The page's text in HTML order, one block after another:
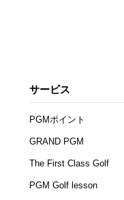
サービス
PGMポイント
GRAND PGM
The First Class Golf
PGM Golf lesson